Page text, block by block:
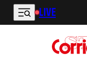
Vai al contenuto principale
LIVE